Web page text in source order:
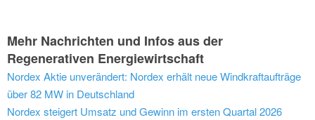
Mehr Nachrichten und Infos aus der
Regenerativen Energiewirtschaft
Nordex Aktie unverändert: Nordex erhält neue Windkraftaufträge
über 82 MW in Deutschland
Nordex steigert Umsatz und Gewinn im ersten Quartal 2026